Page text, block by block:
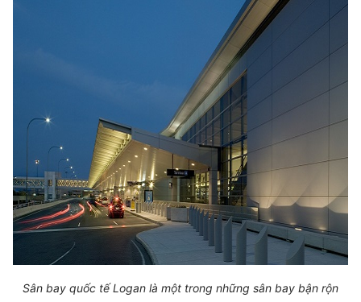
Sân bay quốc tế Logan là một trong những sân bay bận rộn